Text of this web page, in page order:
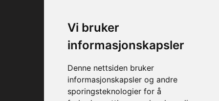
Vi bruker
informasjonskapsler
Denne nettsiden bruker
informasjonskapsler og andre
sporingsteknologier for å